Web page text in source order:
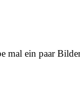
mal ein paar